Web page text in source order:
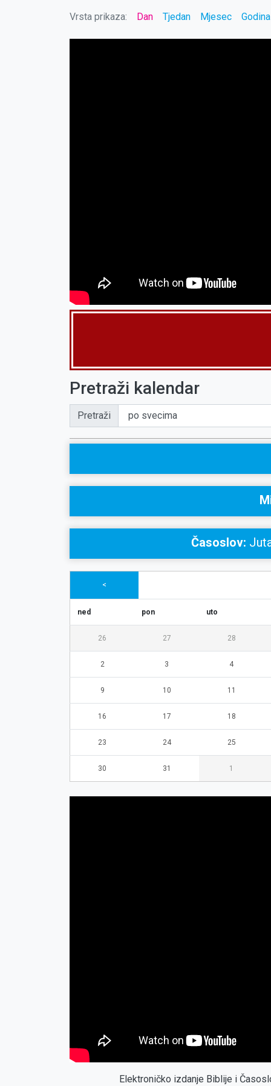
Vrsta prikaza: Dan Tjedan Mjesec Godina
Pretraži kalendar
Pretraži
Časoslov:
<
ned pon uto
26 27 28
2 3 4
9 10 11
16 17 18
23 24 25
30 31 1
Elektroničko izdanje Biblije i